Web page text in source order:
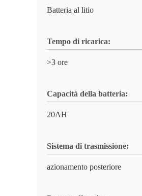
Batteria al litio
Tempo di ricarica:
>3 ore
Capacità della batteria:
20AH
Sistema di trasmissione:
azionamento posteriore